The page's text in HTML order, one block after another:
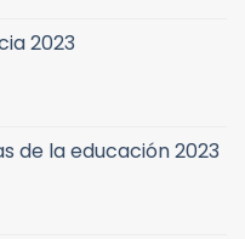
2023
de la educación 2023